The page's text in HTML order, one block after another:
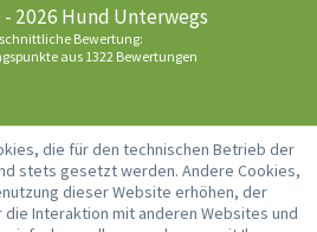
2026 Hund Unterwegs
Bewertung:
aus 1322 Bewertungen
die für den technischen Betrieb der
stets gesetzt werden. Andere Cookies,
dieser Website erhöhen, der
Interaktion mit anderen Websites und